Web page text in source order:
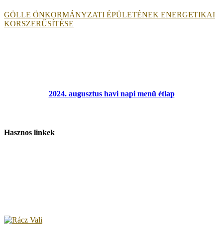
GÖLLE ÖNKORMÁNYZATI ÉPÜLETÉNEK ENERGETIKAI
KORSZERŰSÍTÉSE
2024. augusztus havi napi menü étlap
Hasznos linkek